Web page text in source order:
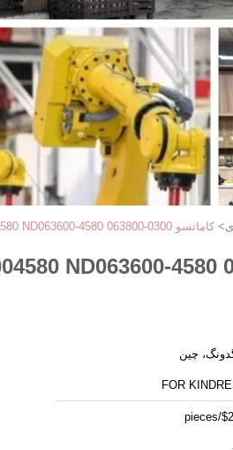
> کاماتسو PC200 Excavator Servo Motor 0636004580 ND063600-4580 063800-0300
چین
FOR